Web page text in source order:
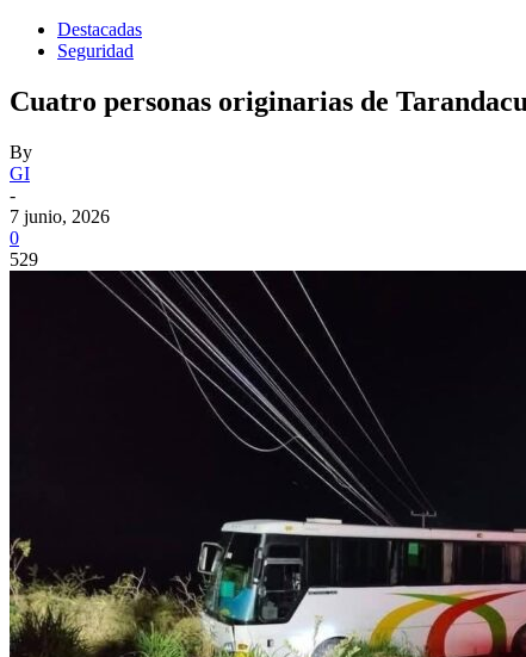
Destacadas
Seguridad
Cuatro personas originarias de
By
GI
-
7 junio, 2026
0
529